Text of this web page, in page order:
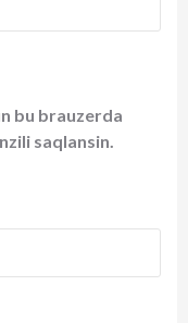
bu brauzerda
saqlansin.